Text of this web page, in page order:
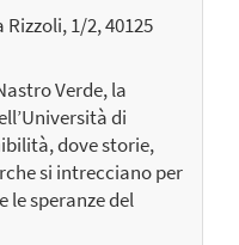
1/2, 40125
Verde, la
di
dove storie,
si intrecciano per
le speranze del